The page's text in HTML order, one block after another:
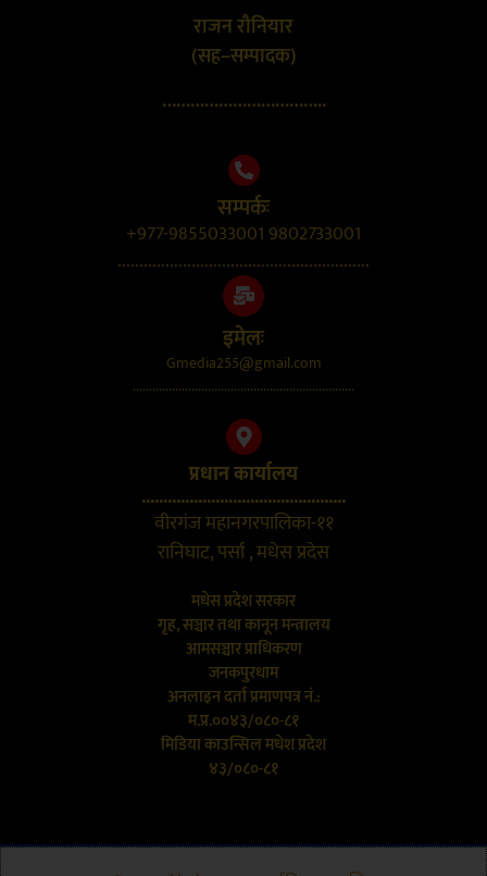
राजन रौनियार
(सह–सम्पादक)
……………………………..
सम्पर्कः
+977-9855033001 9802733001
..........................................................
इमेलः
Gmedia255@gmail.com
....................................................................
प्रधान कार्यालय
...............................................
वीरगंज महानगरपालिका-११
रानिघाट, पर्सा , मधेस प्रदेस
मधेस प्रदेश सरकार
गृह, सञ्चार तथा कानून मन्त्रालय
आमसञ्चार प्राधिकरण
जनकपुरधाम
अनलाइन दर्ता प्रमाणपत्र नं.:
म.प्र.००४३/०८०-८१
मिडिया काउन्सिल मधेश प्रदेश
४३/०८०-८१